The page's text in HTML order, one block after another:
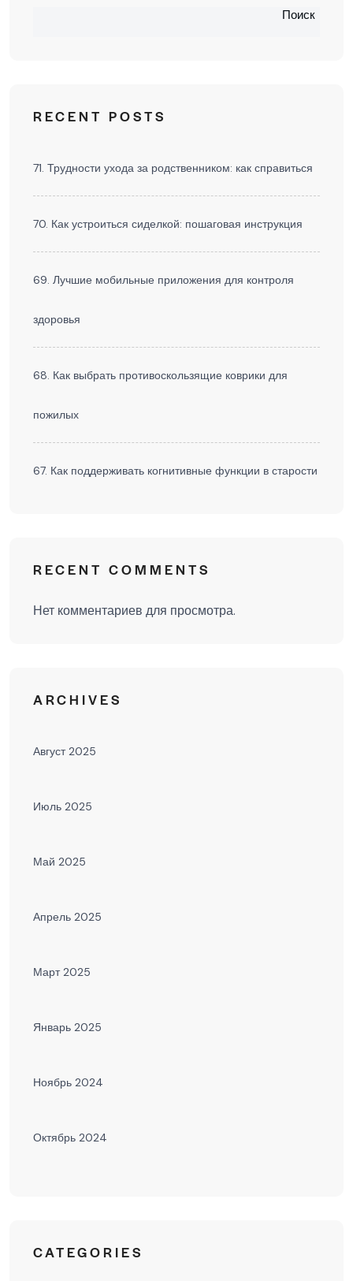
Поиск
RECENT POSTS
71. Трудности ухода за родственником: как справиться
70. Как устроиться сиделкой: пошаговая инструкция
69. Лучшие мобильные приложения для контроля
здоровья
68. Как выбрать противоскользящие коврики для
пожилых
67. Как поддерживать когнитивные функции в старости
RECENT COMMENTS
Нет комментариев для просмотра.
ARCHIVES
Август 2025
Июль 2025
Май 2025
Апрель 2025
Март 2025
Январь 2025
Ноябрь 2024
Октябрь 2024
CATEGORIES